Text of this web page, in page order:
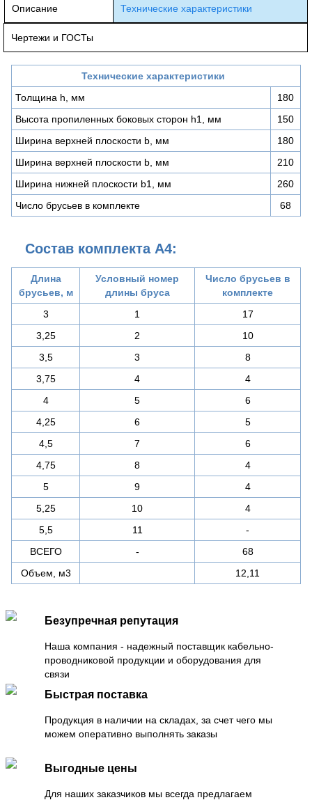
Описание Технические характеристики
Чертежи и ГОСТы
Технические характеристики
Толщина h, мм
180
Высота пропиленных боковых сторон h1, мм
150
Ширина верхней плоскости b, мм
180
Ширина верхней плоскости b, мм
210
Ширина нижней плоскости b1, мм
260
Число брусьев в комплекте
68
Состав комплекта А4:
Длина
брусьев, м
Условный номер
длины бруса
Число брусьев в
комплекте
3
1
17
3,25
2
10
3,5
3
8
3,75
4
4
4
5
6
4,25
6
5
4,5
7
6
4,75
8
4
5
9
4
5,25
10
4
5,5
11
-
ВСЕГО
-
68
Объем, м3
12,11
Безупречная репутация
Наша компания - надежный поставщик кабельно-
проводниковой продукции и оборудования для
связи
Быстрая поставка
Продукция в наличии на складах, за счет чего мы
можем оперативно выполнять заказы
Выгодные цены
Для наших заказчиков мы всегда предлагаем